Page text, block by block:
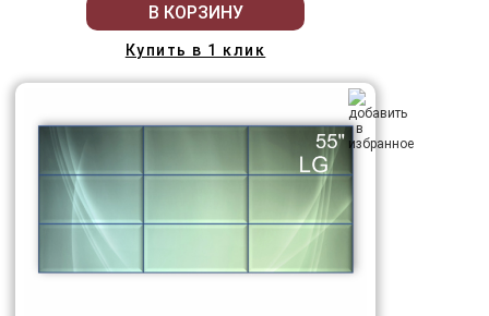
В КОРЗИНУ
Купить в 1 клик